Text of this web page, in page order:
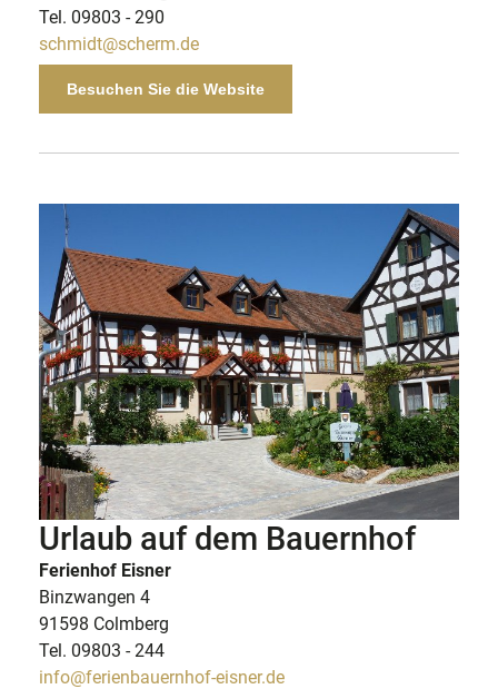
Tel. 09803 - 290
schmidt@scherm.de
Besuchen Sie die Website
Urlaub auf dem Bauernhof
Ferienhof Eisner
Binzwangen 4
91598 Colmberg
Tel. 09803 - 244
info@ferienbauernhof-eisner.de